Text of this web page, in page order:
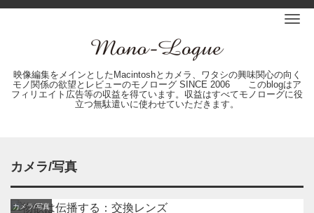
映像編集をメインとしたMacintoshとカメラ、ワタシの興味関心の向く
モノ関係の欲望とレビューのモノローグ SINCE 2006 このblogはア
フィリエイト広告等の収益を得ています。収益はすべてモノローグに役
立つ無駄遣いに使わせていただきます。
カメラ/写真
カメラ/写真